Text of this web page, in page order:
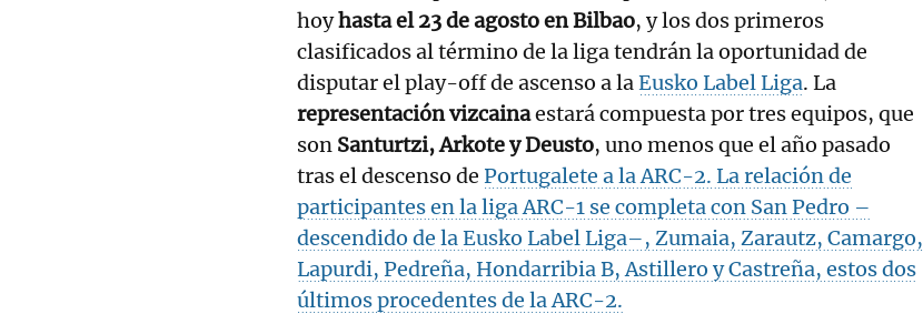
hoyhasta el 23 de agosto en Bilbao, y los dos primeros
clasificados al término de la liga tendrán la oportunidad de
disputar el play-off de ascenso a laEusko Label Liga. La
representación vizcainaestará compuesta por tres equipos, que
son Santurtzi, Arkote y Deusto, uno menos que el año pasado
tras el descenso de Portugalete a la ARC-2. La relación de
participantes en la liga ARC-1 se completa con San Pedro –
descendido de la Eusko Label Liga–, Zumaia, Zarautz, Camargo,
Lapurdi, Pedreña, Hondarribia B, Astillero y Castreña, estos dos
últimos procedentes de la ARC-2.